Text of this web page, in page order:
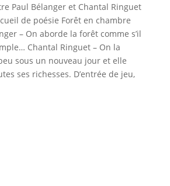
Paul Bélanger et Chantal Ringuet
de poésie Forêt en chambre
– On aborde la forêt comme s’il
Chantal Ringuet – On la
sous un nouveau jour et elle
ses richesses. D’entrée de jeu,